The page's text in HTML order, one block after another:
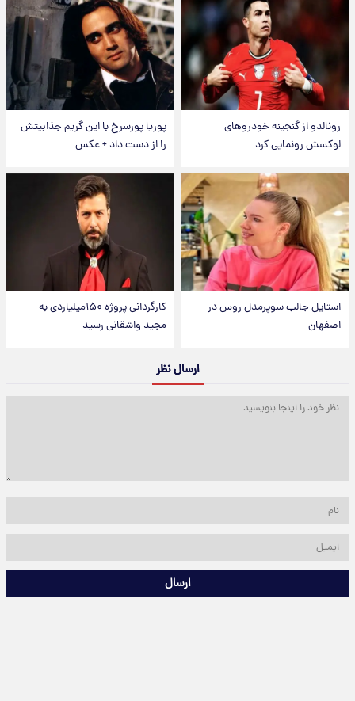
رونالدو از گنجینه خودروهای
لوکسش رونمایی کرد
پوریا پورسرخ با این گریم جذابیتش
را از دست داد + عکس
استایل جالب سوپرمدل روس در
اصفهان
کارگردانی پروژه ۱۵۰میلیاردی به
مجید واشقانی رسید
ارسال نظر
ارسال